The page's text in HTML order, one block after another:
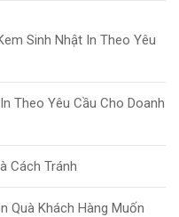
Sinh Nhật In Theo Yêu
Theo Yêu Cầu Cho Doanh
Cách Tránh
Quà Khách Hàng Muốn